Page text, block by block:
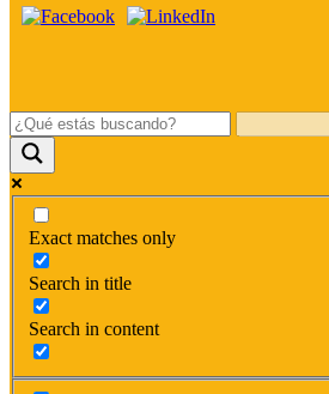
Exact matches only
Search in title
Search in content